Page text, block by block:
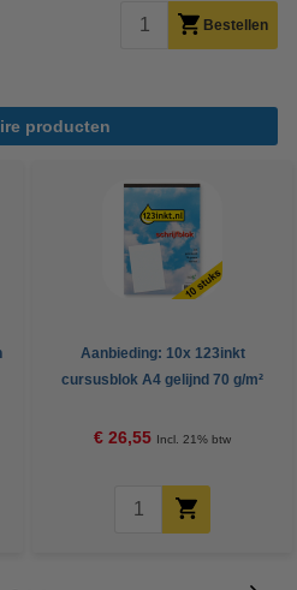
Bestellen
producten
Aanbieding: 10x 123inkt
cursusblok A4 gelijnd 70 g/m²
€ 26,55 Incl. 21% btw